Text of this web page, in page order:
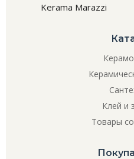
Kerama Marazzi
Клей и
Товары